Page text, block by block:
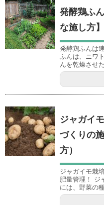
発酵鶏ふ
な施し方】
発酵鶏ふんは
ふんは、ニワ
んを乾燥させ
ジャガイ
づくりの
方）
ジャガイモ栽
肥量管理！ ジ
には、野菜の